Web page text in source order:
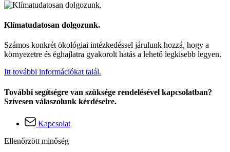
Klímatudatosan dolgozunk.
Számos konkrét ökológiai intézkedéssel járulunk hozzá, hogy a
környezetre és éghajlatra gyakorolt hatás a lehető legkisebb legyen.
Itt további információkat talál.
További segítségre van szüksége rendelésével kapcsolatban?
Szívesen válaszolunk kérdéseire.
Kapcsolat
Ellenőrzött minőség